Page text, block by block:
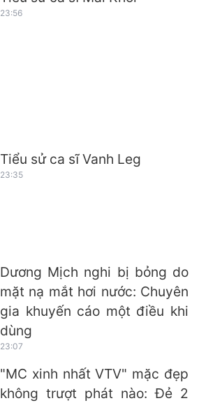
23:56
Tiểu sử ca sĩ Vanh Leg
23:35
Dương Mịch nghi bị bỏng do
mặt nạ mắt hơi nước: Chuyên
gia khuyến cáo một điều khi
dùng
23:07
"MC xinh nhất VTV" mặc đẹp
không trượt phát nào: Đẻ 2